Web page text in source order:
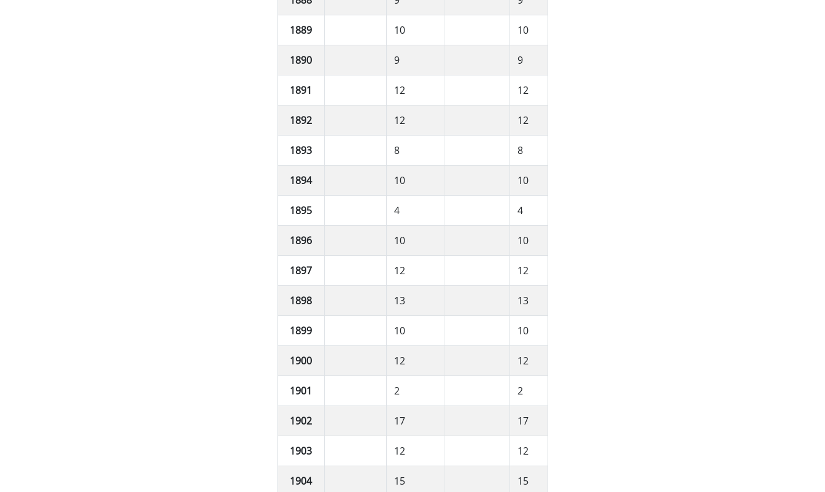
1889 10 10
1890 9 9
1891 12 12
1892 12 12
1893 8 8
1894 10 10
1895 4 4
1896 10 10
1897 12 12
1898 13 13
1899 10 10
1900 12 12
1901 2 2
1902 17 17
1903 12 12
1904 15 15